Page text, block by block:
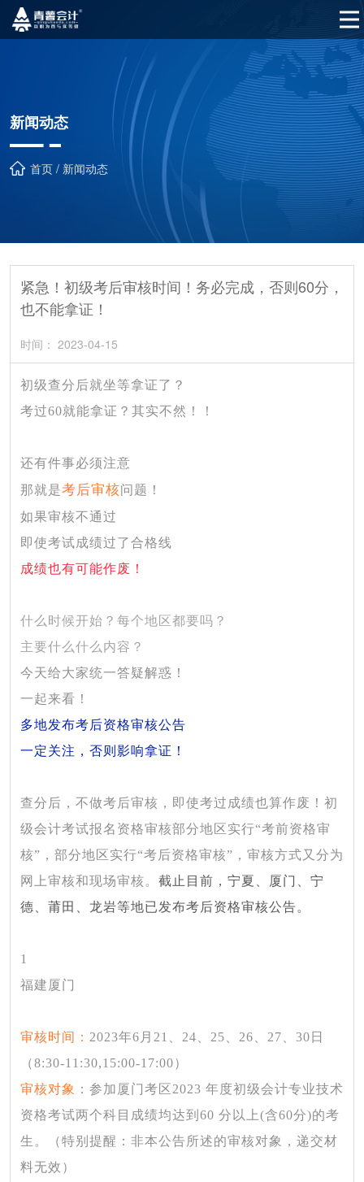
新闻动态
首页 / 新闻动态
紧急！初级考后审核时间！务必完成，否则60分，
也不能拿证！
时间： 2023-04-15
初级查分后就坐等拿证了？
考过60就能拿证？其实不然！！
还有件事必须注意
那就是考后审核 问题！
如果审核不通过
即使考试成绩过了合格线
成绩也有可能作废！
什么时候开始？每个地区都要吗？
主要什么什么内容？
今天给大家统一答疑解惑！
一起来看！
多地发布考后资格审核公告
一定关注，否则影响拿证！
查分后，不做考后审核，即使考过成绩也算作废！初
级会计考试报名资格审核部分地区实行“考前资格审
核” ，部分地区实行“考后资格审核” ，审核方式又分为
网上审核和现场审核。 截止目前，宁夏、厦门、宁
德、莆田、龙岩等地已发布考后资格审核公告。
1
福建厦门
审核时间： 2023年6月21、24、25、26、27、30日
（8:30-11:30,15:00-17:00）
审核对象 ： 参加厦门考区2023 年度初级会计专业技术
资格考试两个科目成绩均达到60 分以上(含60分)的考
生。（特别提醒：非本公告所述的审核对象，递交材
料无效）